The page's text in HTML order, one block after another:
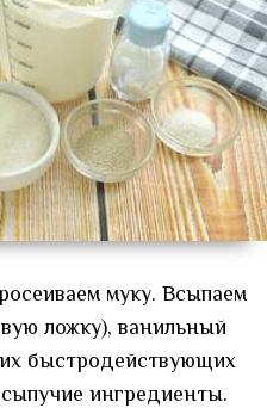
муку. Всыпаем
ложку), ванильный
быстродействующих
ингредиенты.